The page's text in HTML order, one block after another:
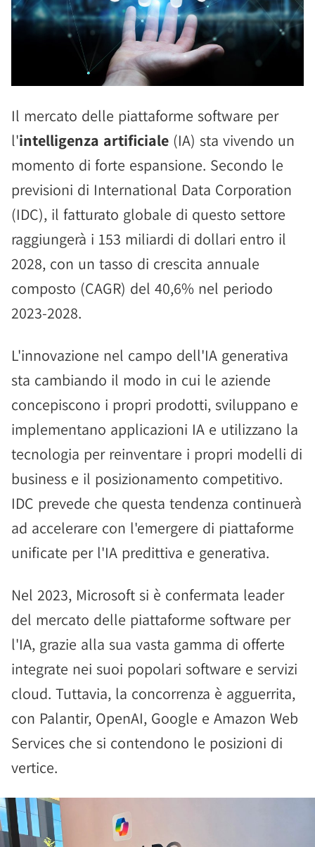
Il mercato delle piattaforme software per
l'intelligenza artificiale (IA) sta vivendo un
momento di forte espansione. Secondo le
previsioni di International Data Corporation
(IDC), il fatturato globale di questo settore
raggiungerà i 153 miliardi di dollari entro il
2028, con un tasso di crescita annuale
composto (CAGR) del 40,6% nel periodo
2023-2028.
L'innovazione nel campo dell'IA generativa
sta cambiando il modo in cui le aziende
concepiscono i propri prodotti, sviluppano e
implementano applicazioni IA e utilizzano la
tecnologia per reinventare i propri modelli di
business e il posizionamento competitivo.
IDC prevede che questa tendenza continuerà
ad accelerare con l'emergere di piattaforme
unificate per l'IA predittiva e generativa.
Nel 2023, Microsoft si è confermata leader
del mercato delle piattaforme software per
l'IA, grazie alla sua vasta gamma di offerte
integrate nei suoi popolari software e servizi
cloud. Tuttavia, la concorrenza è agguerrita,
con Palantir, OpenAI, Google e Amazon Web
Services che si contendono le posizioni di
vertice.